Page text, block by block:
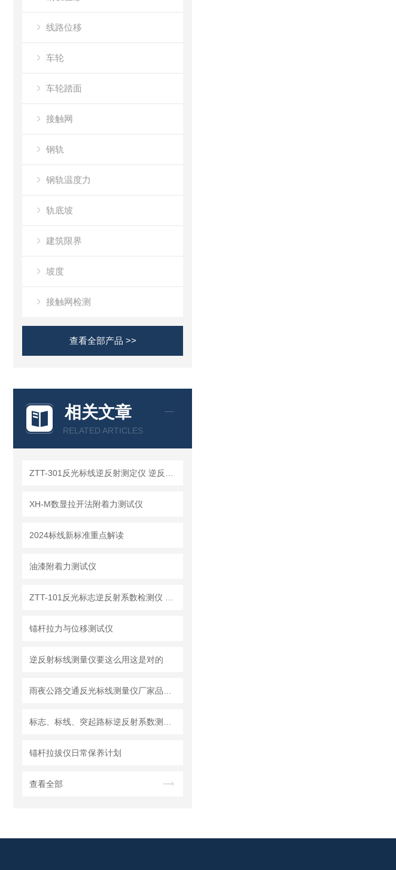
线路位移
车轮
车轮踏面
接触网
钢轨
钢轨温度力
轨底坡
建筑限界
坡度
接触网检测
查看全部产品 >>
相关文章
RELATED ARTICLES
XH-M数显拉开法附着力测试仪
2024标线新标准重点解读
油漆附着力测试仪
锚杆拉力与位移测试仪
逆反射标线测量仪要这么用这是对的
锚杆拉拔仪日常保养计划
查看全部